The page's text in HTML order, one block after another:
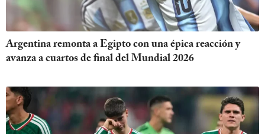
Argentina remonta a Egipto con una épica reacción y
avanza a cuartos de final del Mundial 2026